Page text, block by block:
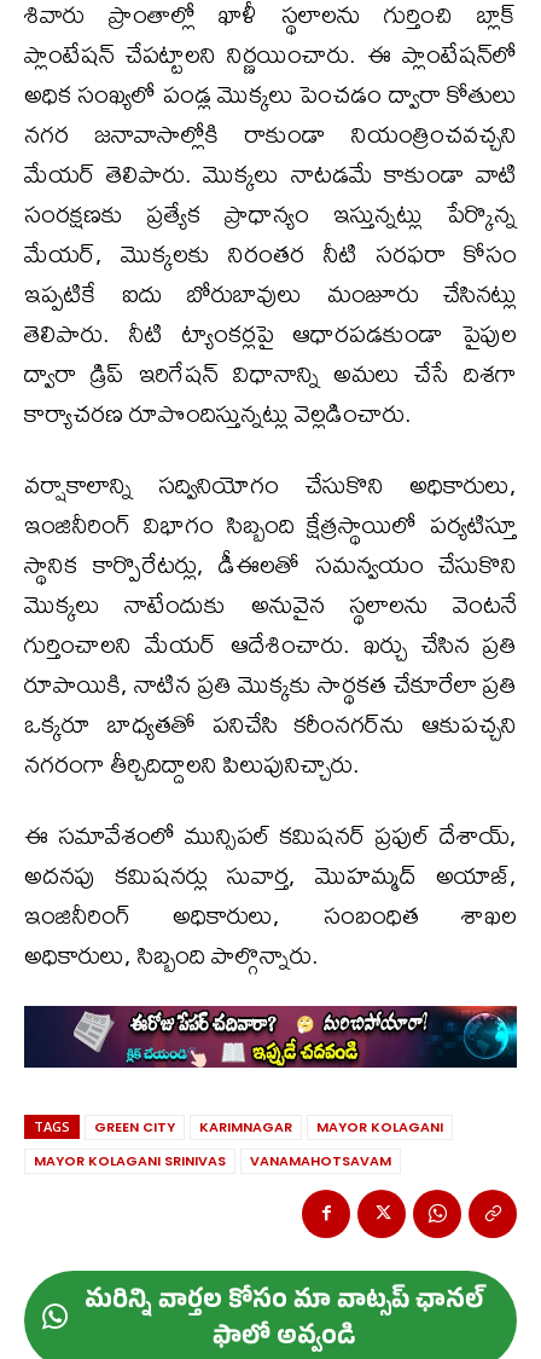
శివారు ప్రాంతాల్లో ఖాళీ స్థలాలను గుర్తించి బ్లాక్
ప్లాంటేషన్ చేపట్టాలని నిర్ణయించారు. ఈ ప్లాంటేషన్‌లో
అధిక సంఖ్యలో పండ్ల మొక్కలు పెంచడం ద్వారా కోతులు
నగర జనావాసాల్లోకి రాకుండా నియంత్రించవచ్చని
మేయర్ తెలిపారు. మొక్కలు నాటడమే కాకుండా వాటి
సంరక్షణకు ప్రత్యేక ప్రాధాన్యం ఇస్తున్నట్లు పేర్కొన్న
మేయర్, మొక్కలకు నిరంతర నీటి సరఫరా కోసం
ఇప్పటికే ఐదు బోరుబావులు మంజూరు చేసినట్లు
తెలిపారు. నీటి ట్యాంకర్లపై ఆధారపడకుండా పైపుల
ద్వారా డ్రిప్ ఇరిగేషన్ విధానాన్ని అమలు చేసే దిశగా
కార్యాచరణ రూపొందిస్తున్నట్లు వెల్లడించారు.
వర్షాకాలాన్ని సద్వినియోగం చేసుకొని అధికారులు,
ఇంజినీరింగ్ విభాగం సిబ్బంది క్షేత్రస్థాయిలో పర్యటిస్తూ
స్థానిక కార్పొరేటర్లు, డీఈలతో సమన్వయం చేసుకొని
మొక్కలు నాటేందుకు అనువైన స్థలాలను వెంటనే
గుర్తించాలని మేయర్ ఆదేశించారు. ఖర్చు చేసిన ప్రతి
రూపాయికి, నాటిన ప్రతి మొక్కకు సార్థకత చేకూరేలా ప్రతి
ఒక్కరూ బాధ్యతతో పనిచేసి కరీంనగర్‌ను ఆకుపచ్చని
నగరంగా తీర్చిదిద్దాలని పిలుపునిచ్చారు.
ఈ సమావేశంలో మున్సిపల్ కమిషనర్ ప్రఫుల్ దేశాయ్,
అదనపు కమిషనర్లు సువార్త, మొహమ్మద్ అయాజ్,
ఇంజినీరింగ్ అధికారులు, సంబంధిత శాఖల
అధికారులు, సిబ్బంది పాల్గొన్నారు.
TAGS GREEN CITY KARIMNAGAR
MAYOR KOLAGANI
MAYOR KOLAGANI SRINIVAS
VANAMAHOTSAVAM
మ‌రిన్ని వార్త‌ల కోసం మా వాట్స‌ప్ ఛాన‌ల్
ఫాలో అవ్వండి